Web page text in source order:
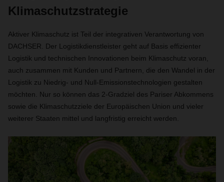
Klimaschutzstrategie
Aktiver Klimaschutz ist Teil der integrativen Verantwortung von
DACHSER. Der Logistikdienstleister geht auf Basis effizienter
Logistik und technischen Innovationen beim Klimaschutz voran,
auch zusammen mit Kunden und Partnern, die den Wandel in der
Logistik zu Niedrig- und Null-Emissionstechnologien gestalten
möchten. Nur so können das 2-Gradziel des Pariser Abkommens
sowie die Klimaschutzziele der Europäischen Union und vieler
weiterer Staaten mittel und langfristig erreicht werden.